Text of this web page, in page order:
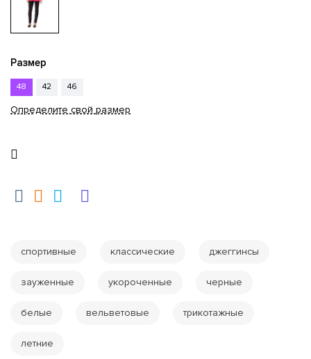
Размер
48 42 46
Определите свой размер
спортивные классические джеггинсы
зауженные укороченные черные
белые вельветовые трикотажные
летние